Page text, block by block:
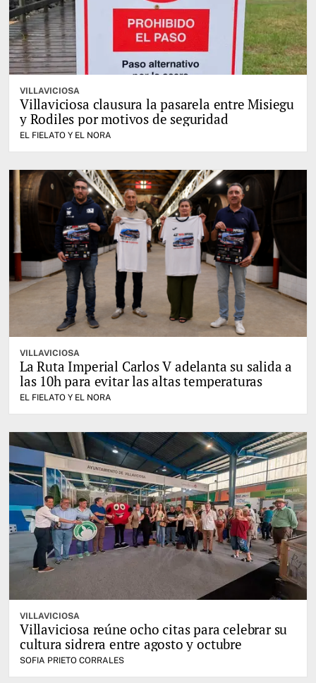
VILLAVICIOSA
Villaviciosa clausura la pasarela entre Misiegu
y Rodiles por motivos de seguridad
EL FIELATO Y EL NORA
VILLAVICIOSA
La Ruta Imperial Carlos V adelanta su salida a
las 10h para evitar las altas temperaturas
EL FIELATO Y EL NORA
VILLAVICIOSA
Villaviciosa reúne ocho citas para celebrar su
cultura sidrera entre agosto y octubre
SOFIA PRIETO CORRALES